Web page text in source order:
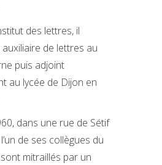
des lettres, il
de lettres au
puis adjoint
au lycée de Dijon en
dans une rue de Sétif
de ses collègues du
mitraillés par un